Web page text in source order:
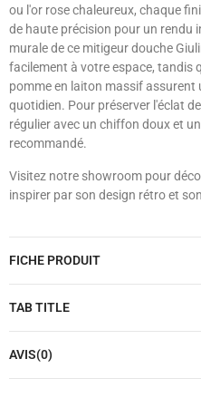
ou l'or rose chaleureux, chaque
de haute précision pour un rendu
murale de ce mitigeur douche
facilement à votre espace, tandis
pomme en laiton massif assurent
quotidien. Pour préserver l'éclat
régulier avec un chiffon doux et
recommandé.
Visitez notre showroom pour
inspirer par son design rétro et
FICHE PRODUIT
TAB TITLE
AVIS(0)